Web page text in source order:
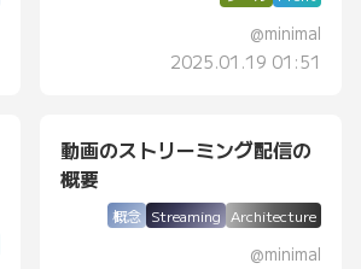
@minimal
2025.01.19 01:51
動画のストリーミング配信の
概要
概念 Streaming Architecture
@minimal